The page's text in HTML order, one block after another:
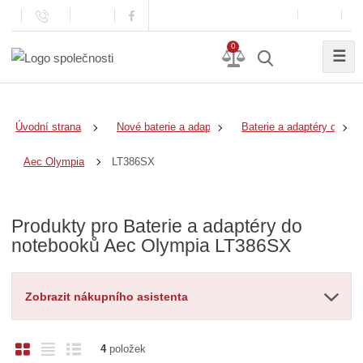
0
☰
Úvodní strana Nové baterie a adaptéry Baterie a adaptéry do
Aec Olympia LT386SX
Produkty pro Baterie a adaptéry do
notebooků Aec Olympia LT386SX
Zobrazit nákupního asistenta
O
Ř
4položek